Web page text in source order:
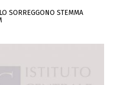
SORREGGONO STEMMA